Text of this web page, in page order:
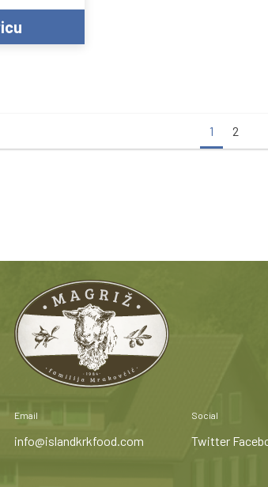
1 2
Email
info@islandkrkfood.com
Social
Twitter